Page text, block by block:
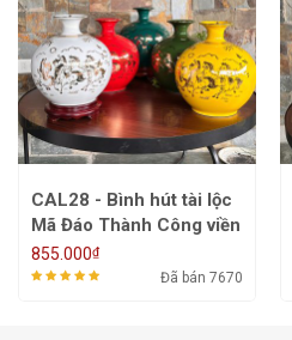
CAL29 - Bình hút tài lộc
Phúc Lộc viền Hạc
855.000₫
Đã bán 7664